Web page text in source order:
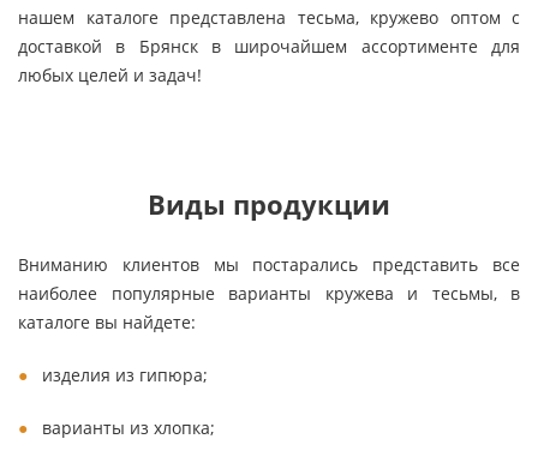
нашем каталоге представлена тесьма, кружево оптом с
доставкой в Брянск в широчайшем ассортименте для
любых целей и задач!
Виды продукции
Вниманию клиентов мы постарались представить все
наиболее популярные варианты кружева и тесьмы, в
каталоге вы найдете:
изделия из гипюра;
варианты из хлопка;